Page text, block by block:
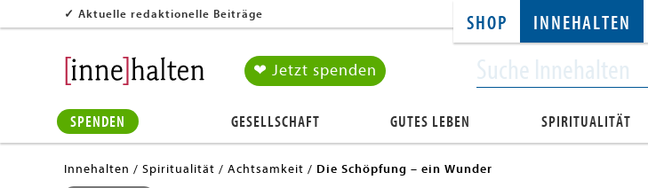
SHOP INNEHALTEN
✓ Aktuelle redaktionelle Beiträge
❤ Jetzt spenden
SPENDEN GESELLSCHAFT GUTES LEBEN SPIRITUALITÄT
Innehalten Spiritualität Achtsamkeit
Die Schöpfung – ein Wunder